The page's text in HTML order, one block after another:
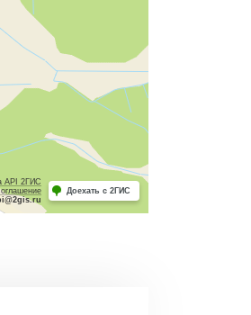
API 2ГИС
Доехать с 2ГИС